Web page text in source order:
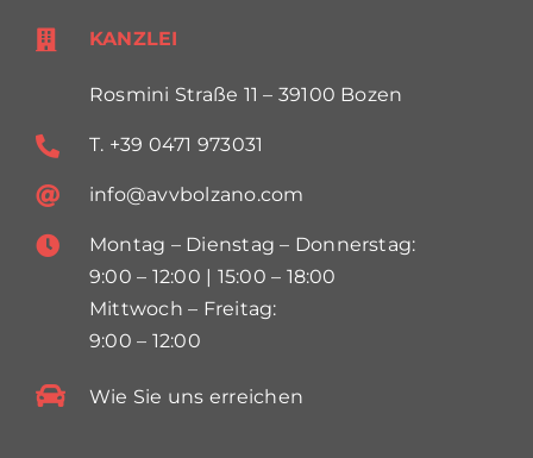
KANZLEI
Rosmini Straße 11 – 39100 Bozen
T. +39 0471 973031
info@avvbolzano.com
Montag – Dienstag – Donnerstag:
9:00 – 12:00 | 15:00 – 18:00
Mittwoch – Freitag:
9:00 – 12:00
Wie Sie uns erreichen